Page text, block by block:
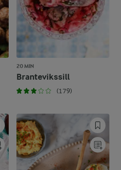
20 MIN
Brantevikssill
(179)